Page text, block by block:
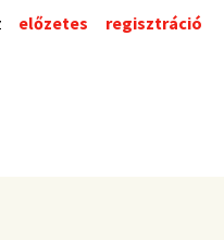
előzetes regisztráció
Beszélgetős Klub!